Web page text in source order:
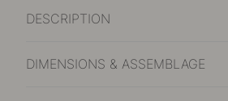
DESCRIPTION
DIMENSIONS & ASSEMBLAGE